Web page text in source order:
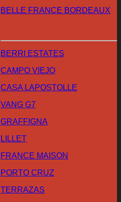
BELLE FRANCE BORDEAUX
BERRI ESTATES
CAMPO VIEJO
CASA LAPOSTOLLE
VANG G7
GRAFFIGNA
LILLET
FRANCE MAISON
PORTO CRUZ
TERRAZAS